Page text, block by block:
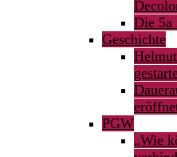
Die 5a
Geschichte
PGW
„Wie